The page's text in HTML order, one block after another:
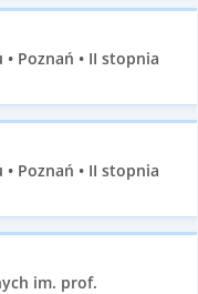
Poznań • II stopnia
Poznań • II stopnia
im. prof.